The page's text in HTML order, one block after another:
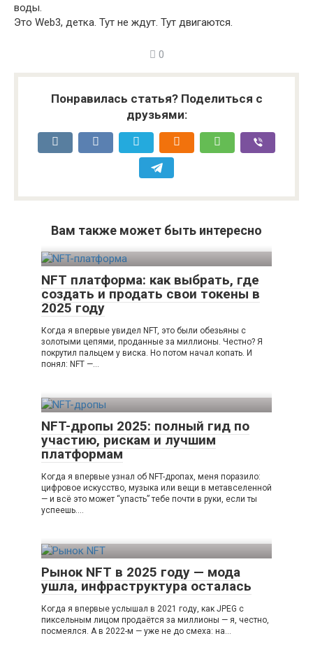
воды.
Это Web3, детка. Тут не ждут. Тут двигаются.
0
Понравилась статья? Поделиться с
друзьями:
Вам также может быть интересно
NFT платформа: как выбрать, где
создать и продать свои токены в
2025 году
Когда я впервые увидел NFT, это были обезьяны с
золотыми цепями, проданные за миллионы. Честно? Я
покрутил пальцем у виска. Но потом начал копать. И
понял: NFT —…
NFT-дропы 2025: полный гид по
участию, рискам и лучшим
платформам
Когда я впервые узнал об NFT-дропах, меня поразило:
цифровое искусство, музыка или вещи в метавселенной
— и всё это может “упасть” тебе почти в руки, если ты
успеешь….
Рынок NFT в 2025 году — мода
ушла, инфраструктура осталась
Когда я впервые услышал в 2021 году, как JPEG с
пиксельным лицом продаётся за миллионы — я, честно,
посмеялся. А в 2022-м — уже не до смеха: на…